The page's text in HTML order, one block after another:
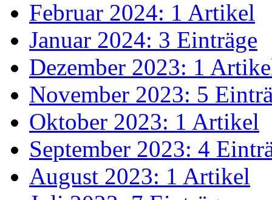
Februar 2024: 1 Artikel
Januar 2024: 3 Einträge
Dezember 2023: 1
November 2023: 5
Oktober 2023: 1 Artikel
September 2023: 4
August 2023: 1 Artikel